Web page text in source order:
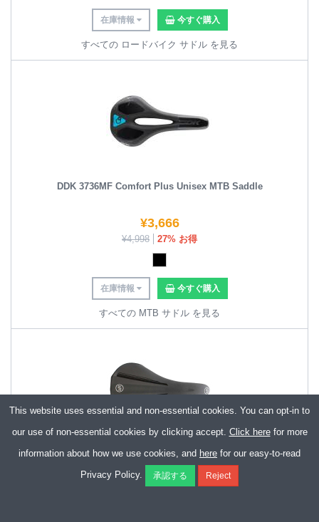
在庫情報 今すぐ購入
すべての ロードバイク サドル を見る
DDK 3736MF Comfort Plus Unisex MTB Saddle
¥3,666
¥4,998 27% お得
在庫情報 今すぐ購入
すべての MTB サドル を見る
Orro Bostal Plus Gravel Bike Saddle
This website uses essential and non-essential cookies. You can opt-in to
our use of non-essential cookies by clicking accept. Click herefor more
information about how we use cookies, and here for our easy-to-read
Privacy Policy.